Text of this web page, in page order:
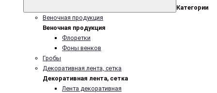
Категории
Веночная продукция
Веночная продукция
Флоретки
Фоны венков
Гробы
Декоративная лента, сетка
Декоративная лента, сетка
Лента декоративная